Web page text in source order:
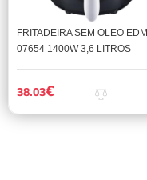
FRITADEIRA SEM OLEO EDM
07654 1400W 3,6 LITROS
38.03€